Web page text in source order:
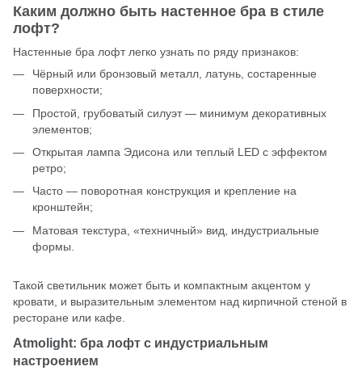
Каким должно быть настенное бра в стиле
лофт?
Настенные бра лофт легко узнать по ряду признаков:
Чёрный или бронзовый металл, латунь, состаренные
поверхности;
Простой, грубоватый силуэт — минимум декоративных
элементов;
Открытая лампа Эдисона или теплый LED с эффектом
ретро;
Часто — поворотная конструкция и крепление на
кронштейн;
Матовая текстура, «техничный» вид, индустриальные
формы.
Такой светильник может быть и компактным акцентом у
кровати, и выразительным элементом над кирпичной стеной в
ресторане или кафе.
Atmolight: бра лофт с индустриальным
настроением